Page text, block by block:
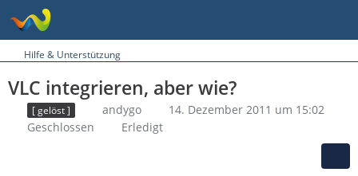
Hilfe & Unterstützung
VLC integrieren, aber wie?
[ gelöst ] andygo
14. Dezember 2011 um 15:02
Geschlossen
Erledigt